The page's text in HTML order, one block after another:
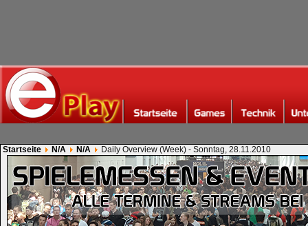
Startseite N/A N/A Daily Overview (Week) - Sonntag, 28.11.2010